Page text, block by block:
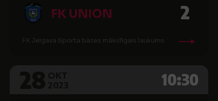
FK UNION 2
FK Jelgava Sporta bāzes mākslīgais laukums
10:30